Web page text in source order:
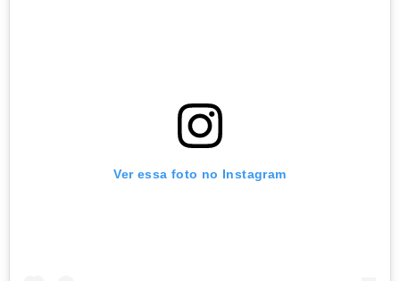
Ver essa foto no Instagram